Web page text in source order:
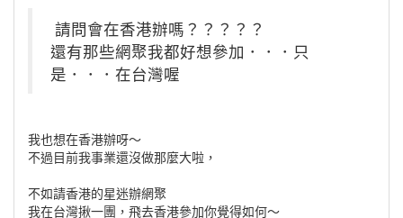
請問會在香港辦嗎？？？？？
還有那些網聚我都好想參加．．．只
是．．．在台灣喔
我也想在香港辦呀～
不過目前我事業還沒做那麼大啦，
不如請香港的星迷辦網聚
我在台灣揪一團，飛去香港參加你覺得如何～